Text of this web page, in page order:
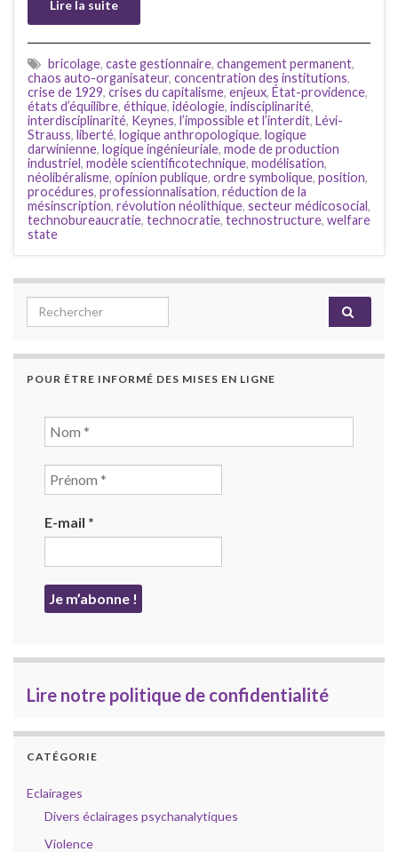
Lire la suite
bricolage, caste gestionnaire, changement permanent,
chaos auto-organisateur, concentration des institutions,
crise de 1929, crises du capitalisme, enjeux, État-providence,
états d’équilibre, éthique, idéologie, indisciplinarité,
interdisciplinarité, Keynes, l’impossible et l’interdit, Lévi-
Strauss, liberté, logique anthropologique, logique
darwinienne, logique ingénieuriale, mode de production
industriel, modèle scientificotechnique, modélisation,
néolibéralisme, opinion publique, ordre symbolique, position,
procédures, professionnalisation, réduction de la
mésinscription, révolution néolithique, secteur médicosocial,
technobureaucratie, technocratie, technostructure, welfare
state
Search for:
POUR ÊTRE INFORMÉ DES MISES EN LIGNE
E-mail *
Lire notre politique de confidentialité
CATÉGORIE
Eclairages
Divers éclairages psychanalytiques
Violence